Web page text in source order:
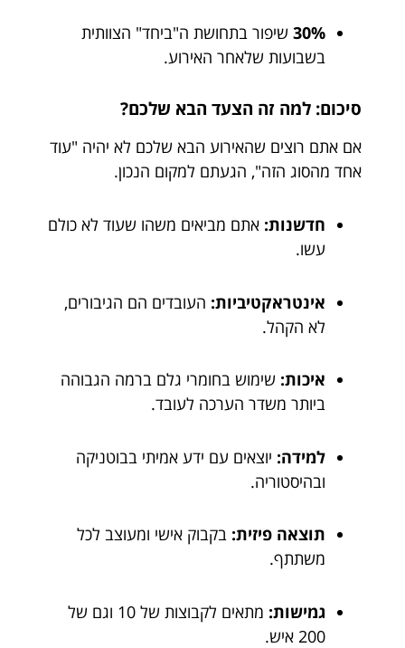
30% שיפור בתחושת ה"ביחד" הצוותית
בשבועות שלאחר האירוע.
סיכום: למה זה הצעד הבא שלכם?
אם אתם רוצים שהאירוע הבא שלכם לא יהיה "עוד
אחד מהסוג הזה", הגעתם למקום הנכון.
חדשנות: אתם מביאים משהו שעוד לא כולם
עשו.
אינטראקטיביות: העובדים הם הגיבורים,
לא הקהל.
איכות: שימוש בחומרי גלם ברמה הגבוהה
ביותר משדר הערכה לעובד.
למידה: יוצאים עם ידע אמיתי בבוטניקה
ובהיסטוריה.
תוצאה פיזית: בקבוק אישי ומעוצב לכל
משתתף.
גמישות:
מתאים לקבוצות של 10 וגם של
200 איש.